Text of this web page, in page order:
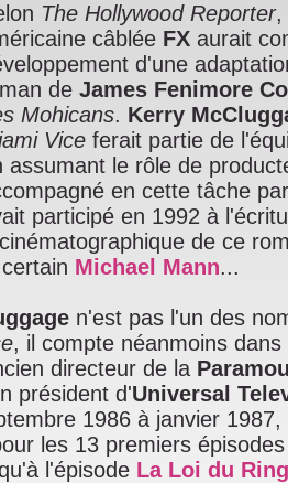
The Hollywood Reporter,
câblée FX aurait
d'une
de James Fenimore
Mohicans. Kerry
Vice ferait partie de
assumant le rôle de
en cette tâche
participé en 1992 à
de ce
Michael Mann...
n'est pas l'un des
, il compte néanmoins dans
directeur de la
président d'Universal
1986 à janvier
les 13 premiers
l'épisode La Loi du